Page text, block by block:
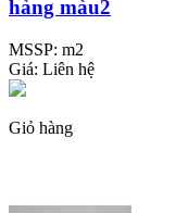
hàng màu2
MSSP: m2
Giá: Liên hệ
Giỏ hàng